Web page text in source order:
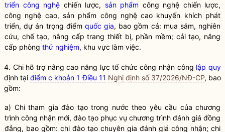
triển công nghệ chiến lược, sản phẩm công nghệ chiến lược,
công nghệ cao, sản phẩm công nghệ cao khuyến khích phát
triển, dự án trọng điểm quốc gia, bao gồm cả: mua sắm, nghiên
cứu, chế tạo, nâng cấp trang thiết bị, phần mềm; cải tạo, nâng
cấp phòng thử nghiệm, khu vực làm việc.
4. Chi hỗ trợ nâng cao năng lực tổ chức công nhận công lập quy
định tạiđiểm c khoản 1 Điều 11 Nghị định số 37/2026/NĐ-CP, bao
gồm:
a) Chi tham gia đào tạo trong nước theo yêu cầu của chương
trình công nhận mới, đào tạo phục vụ chương trình đánh giá đồng
đẳng, bao gồm: chi đào tạo chuyên gia đánh giá công nhận; chi